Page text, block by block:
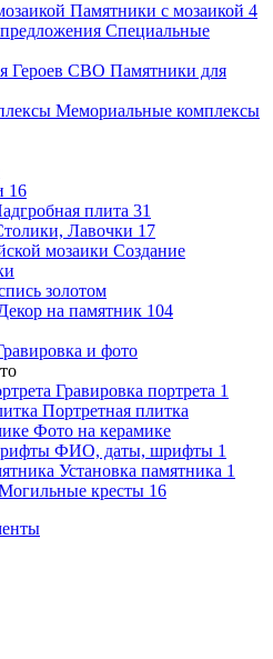
Памятники с мозаикой 4
Специальные
Памятники для
Мемориальные комплексы
16
плита 31
Лавочки 17
Создание
золотом
на памятник 104
и фото
Гравировка портрета 1
Портретная плитка
Фото на керамике
ФИО, даты, шрифты 1
Установка памятника 1
кресты 16